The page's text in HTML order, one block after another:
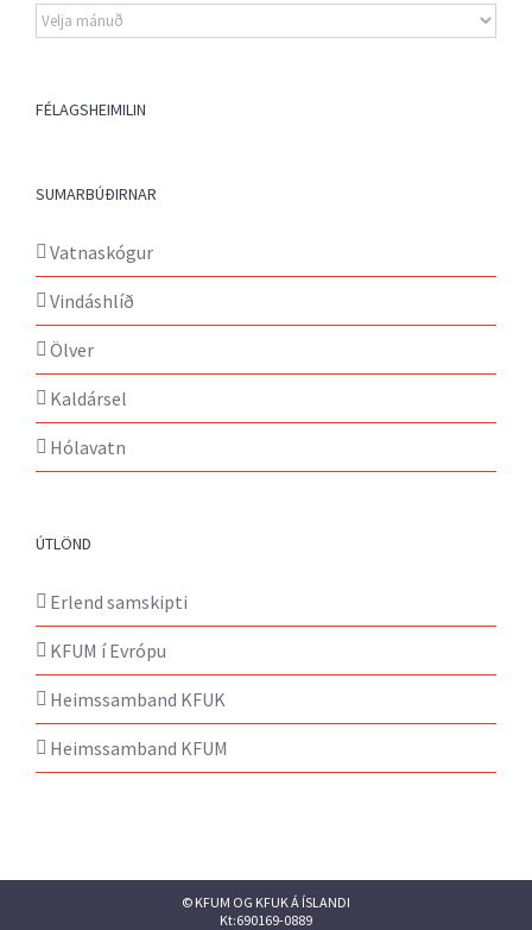
Eldri
fréttir
FÉLAGSHEIMILIN
SUMARBÚÐIRNAR
Vatnaskógur
Vindáshlíð
Ölver
Kaldársel
Hólavatn
ÚTLÖND
Erlend samskipti
KFUM í Evrópu
Heimssamband KFUK
Heimssamband KFUM
© KFUM OG KFUK Á ÍSLANDI
Kt:690169-0889